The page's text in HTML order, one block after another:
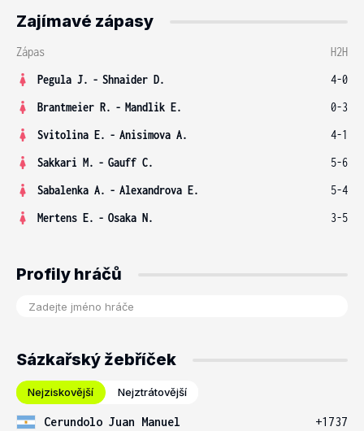
Zajímavé zápasy
Zápas
H2H
Pegula J. - Shnaider D.
4-0
Brantmeier R. - Mandlik E.
0-3
Svitolina E. - Anisimova A.
4-1
Sakkari M. - Gauff C.
5-6
Sabalenka A. - Alexandrova E.
5-4
Mertens E. - Osaka N. 3-5
Profily hráčů
Sázkařský žebříček
Nejziskovější Nejztrátovější
Cerundolo Juan Manuel
+1737